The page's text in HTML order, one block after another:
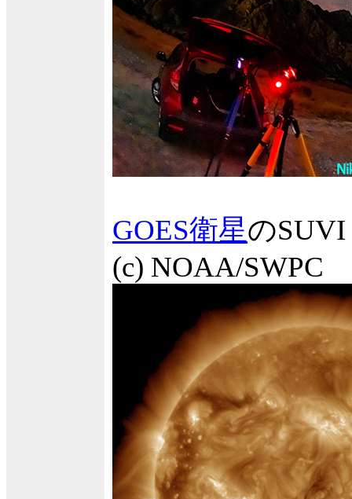
GOES衛星の
(c) NOAA/SWPC